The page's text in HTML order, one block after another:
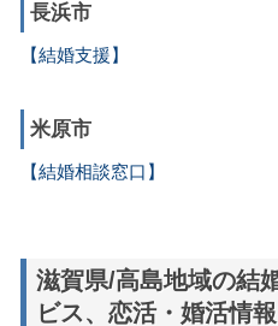
長浜市
【結婚支援】
米原市
【結婚相談窓口】
滋賀県/高島地域の結
ビス、恋活・婚活情報